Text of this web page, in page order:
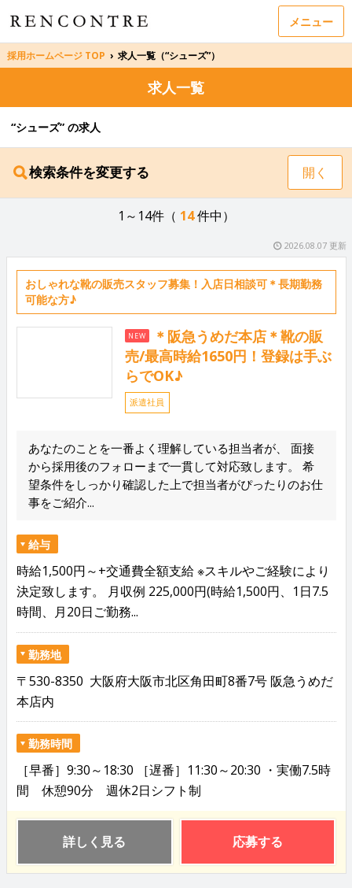
メニュー
採用ホームページ TOP › 求人一覧（“シューズ”）
求人一覧
“シューズ” の求人
検索条件を変更する 開く
1～14件（ 14 件中）
2026.08.07 更新
おしゃれな靴の販売スタッフ募集！入店日相談可＊長期勤務
可能な方♪
NEW
＊阪急うめだ本店＊靴の販
売/最高時給1650円！登録は手ぶ
らでOK♪
派遣社員
あなたのことを一番よく理解している担当者が、 面接
から採用後のフォローまで一貫して対応致します。 希
望条件をしっかり確認した上で担当者がぴったりのお仕
事をご紹介...
給与
時給1,500円～+交通費全額支給 ※スキルやご経験により
決定致します。 月収例 225,000円(時給1,500円、1日7.5
時間、月20日ご勤務...
勤務地
〒530-8350 大阪府大阪市北区角田町8番7号 阪急うめだ
本店内
勤務時間
［早番］9:30～18:30 ［遅番］11:30～20:30 ・実働7.5時
間 休憩90分 週休2日シフト制
詳しく見る 応募する